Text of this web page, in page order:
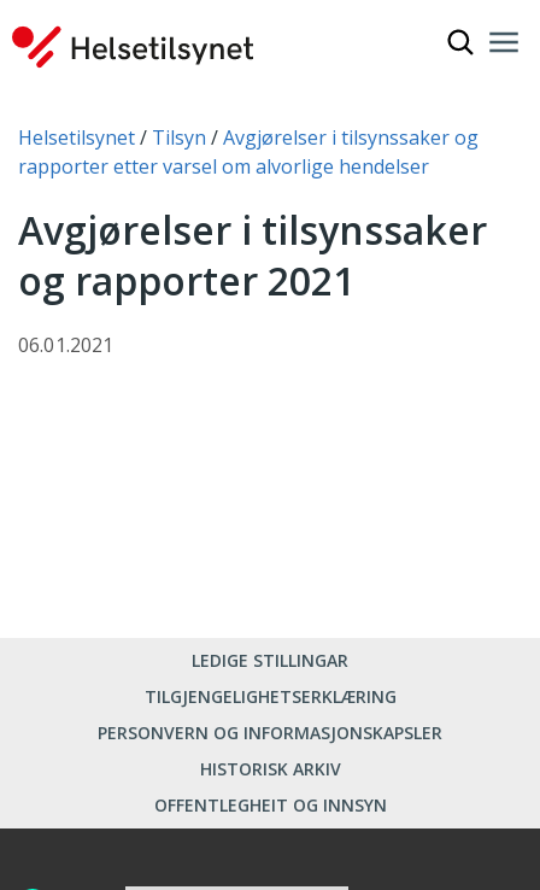
Du er her:
Helsetilsynet Tilsyn
Avgjørelser i tilsynssaker og
rapporter etter varsel om alvorlige hendelser
Avgjørelser i tilsynssaker
og rapporter 2021
06.01.2021
LEDIGE STILLINGAR
TILGJENGELIGHETSERKLÆRING
PERSONVERN OG INFORMASJONSKAPSLER
HISTORISK ARKIV
OFFENTLEGHEIT OG INNSYN